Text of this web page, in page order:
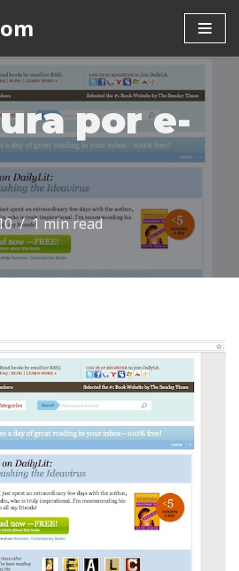
por e-
1 min read